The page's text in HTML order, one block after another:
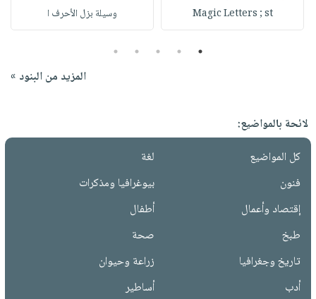
Magic Letters ; st وسيلة بزل الأحرف ا
1
2
3
4
5
المزيد من البنود »
لائحة بالمواضيع:
كل المواضيع
لغة
فنون
بيوغرافيا ومذكرات
إقتصاد وأعمال
أطفال
طبخ
صحة
تاريخ وجغرافيا
زراعة وحيوان
أدب
أساطير